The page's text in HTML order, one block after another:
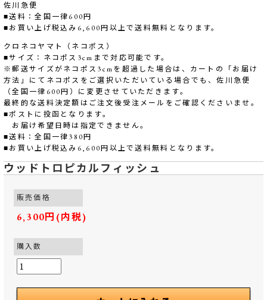
佐川急便
■送料：全国一律600円
■お買い上げ税込み6,600円以上で送料無料となります。
クロネコヤマト（ネコポス）
■サイズ：ネコポス3cmまで対応可能です。
※郵送サイズがネコポス3cmを超過した場合は、カートの「お届け
方法」にてネコポスをご選択いただいている場合でも、佐川急便
（全国一律600円）に変更させていただきます。
最終的な送料決定額はご注文後受注メールをご確認くださいませ。
■ポストに投函となります。
お届け希望日時は指定できません。
■送料：全国一律380円
■お買い上げ税込み6,600円以上で送料無料となります。
ウッドトロピカルフィッシュ
販売価格
6,300円(内税)
購入数